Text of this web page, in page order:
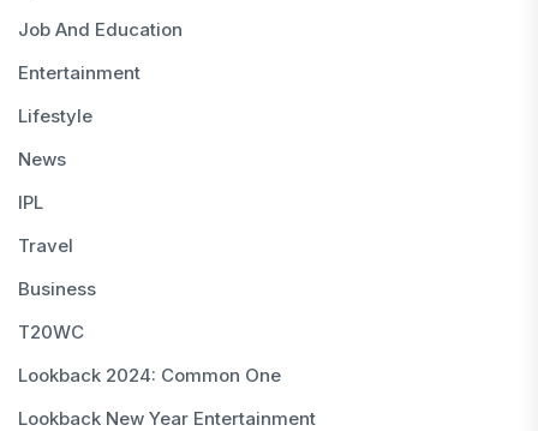
Job And Education
Entertainment
Lifestyle
News
IPL
Travel
Business
T20WC
Lookback 2024: Common One
Lookback New Year Entertainment